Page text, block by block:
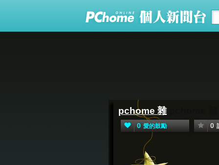
pchome 雜
0 愛的鼓勵 0